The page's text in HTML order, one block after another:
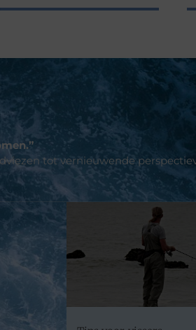
tot vernieuwende